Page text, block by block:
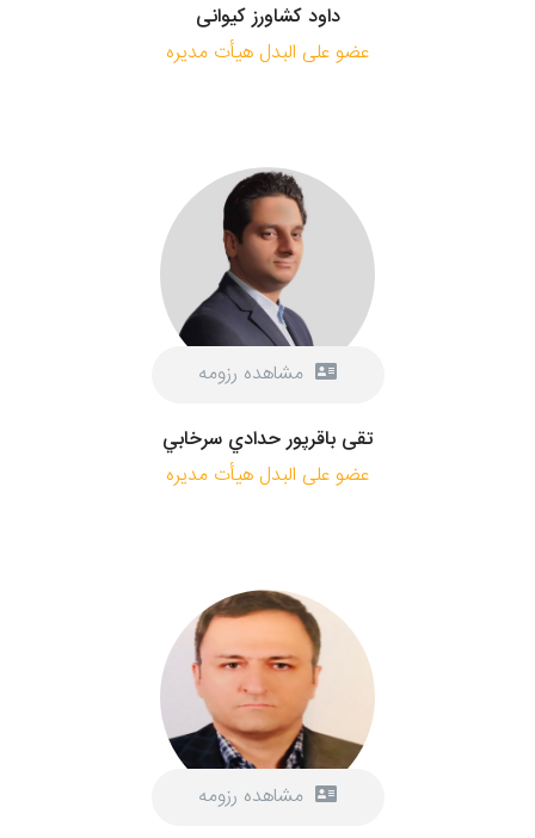
داود کشاورز کیوانی
عضو علی البدل هیأت مدیره
مشاهده رزومه
تقی باقرپور حدادي سرخابي
عضو علی البدل هیأت مدیره
مشاهده رزومه